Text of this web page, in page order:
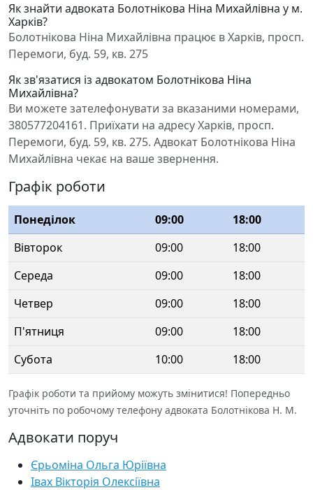
Як знайти адвоката Болотнікова Ніна Михайлівна у м.
Харків?
Болотнікова Ніна Михайлівна працює в Харків, просп.
Перемоги, буд. 59, кв. 275
Як зв'язатися із адвокатом Болотнікова Ніна
Михайлівна?
Ви можете зателефонувати за вказаними номерами,
380577204161. Приїхати на адресу Харків, просп.
Перемоги, буд. 59, кв. 275. Адвокат Болотнікова Ніна
Михайлівна чекає на ваше звернення.
Графік роботи
Понеділок 09:00
18:00
Вівторок
09:00
18:00
Середа
09:00
18:00
Четвер
09:00
18:00
П'ятниця
09:00
18:00
Субота
10:00 18:00
Графік роботи та прийому можуть змінитися! Попередньо
уточніть по робочому телефону адвоката Болотнікова Н. М.
Адвокати поруч
Єрьоміна Ольга Юріївна
Івах Вікторія Олексіївна